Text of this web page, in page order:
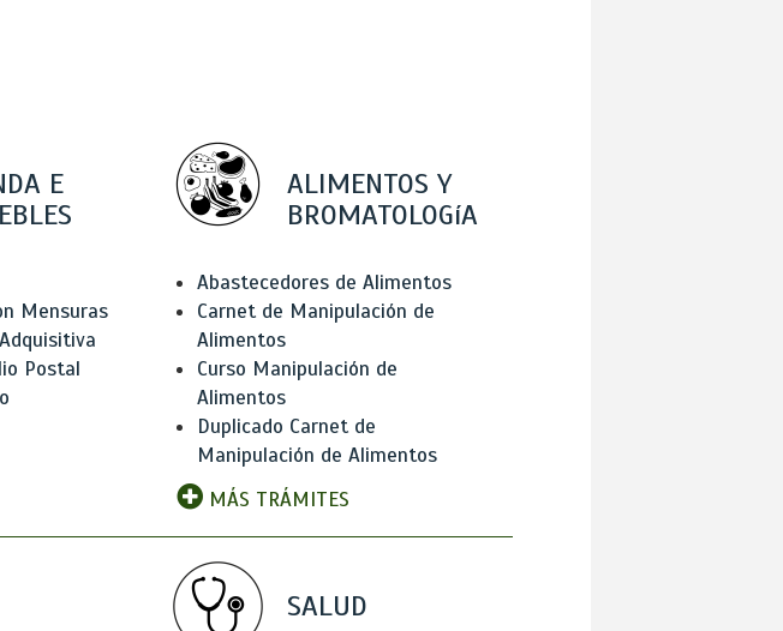
E
Mensuras
Postal
ALIMENTOS Y
BROMATOLOGíA
Abastecedores de Alimentos
Carnet de Manipulación de
Alimentos
Curso Manipulación de
Alimentos
Duplicado Carnet de
Manipulación de Alimentos
MÁS TRÁMITES
SALUD